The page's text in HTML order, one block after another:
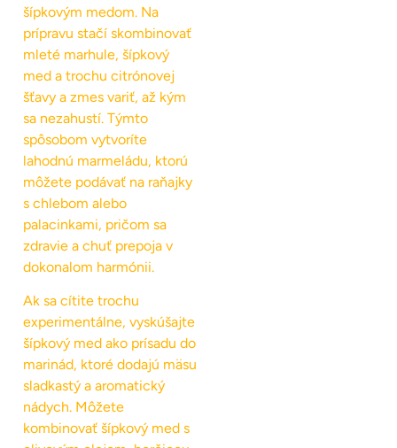
šípkovým medom. Na
prípravu stačí skombinovať
mleté marhule, šípkový
med a trochu citrónovej
šťavy a zmes variť, až kým
sa nezahustí. Týmto
spôsobom vytvoríte
lahodnú marmeládu, ktorú
môžete podávať na raňajky
s chlebom alebo
palacinkami, pričom sa
zdravie a chuť prepoja v
dokonalom harmónii.
Ak sa cítite trochu
experimentálne, vyskúšajte
šípkový med ako prísadu do
marinád, ktoré dodajú mäsu
sladkastý a aromatický
nádych. Môžete
kombinovať šípkový med s